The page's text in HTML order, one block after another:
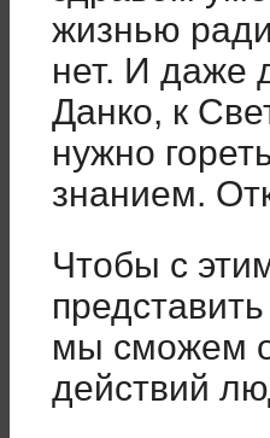
жизнью
нет. И даже
Данко, к
нужно
знанием.
Чтобы с
мы сможем
действий